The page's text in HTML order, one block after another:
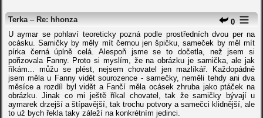
0
Terka – Re: hhonza
U aymar se pohlaví teoreticky pozná podle prostředních dvou per na
ocásku. Samičky by měly mít černou jen špičku, sameček by měl mít
pírka černá úplně celá. Alespoň jsme se to dočetla, než jsem si
pořizovala Fanny. Proto si myslím, že na obrázku je samička, ale jak
říkám... můžu se plést, nejsem chovatel jen mazlíkář. Každopádně
jsem měla u Fanny vidět sourozence - samečky, neměli tehdy ani dva
měsíce a rozdíl byl vidět a Fančí měla ocásek zhruba jako ptáček na
obrázku. Jinak co mi ještě říkal chovatel, tak že samičky bývají u
aymarek drzejší a štípavější, tak trochu potvory a samečci klidnější, ale
to už bych řekla taky záleží na konkrétním jedinci.